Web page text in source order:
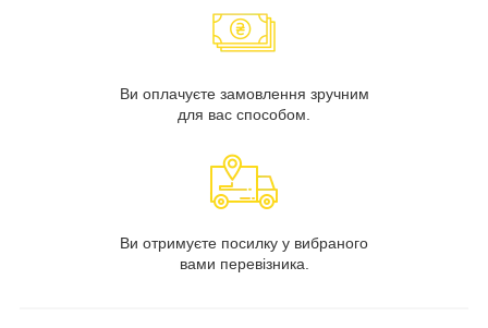
Ви оплачуєте замовлення зручним
для вас способом.
Ви отримуєте посилку у вибраного
вами перевізника.